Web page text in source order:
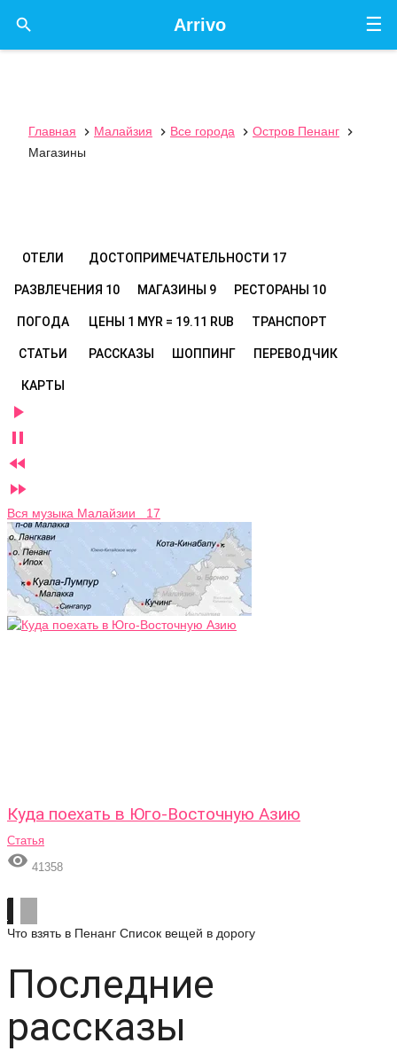
☰
Arrivo

Главная  Малайзия  Все города  Остров Пенанг

Магазины
ОТЕЛИ ДОСТОПРИМЕЧАТЕЛЬНОСТИ 17
РАЗВЛЕЧЕНИЯ 10 МАГАЗИНЫ 9 РЕСТОРАНЫ 10
ПОГОДА ЦЕНЫ 1 MYR = 19.11 RUB ТРАНСПОРТ
СТАТЬИ РАССКАЗЫ ШОППИНГ ПЕРЕВОДЧИК
КАРТЫ




Вся музыка Малайзии 17
Куда поехать в Юго-Восточную Азию
Статья
 41358
Что взять в Пенанг Список вещей в дорогу
Последние
рассказы